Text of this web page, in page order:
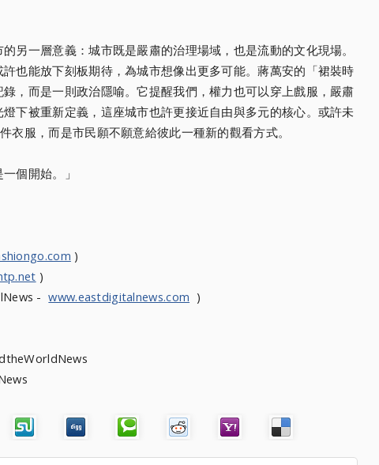
另一層意義：城市既是嚴肅的治理場域，也是流動的文化現場。
也能放下刻板期待，為城市想像出更多可能。蔣萬安的「裙裝時
，而是一則政治隱喻。它提醒我們，權力也可以穿上戲服，嚴肅
下被重新定義，這座城市也許更接近自由與多元的核心。或許未
衣服，而是市民願不願意給彼此一種新的觀看方式。
個開始。」
)
)
-www.eastdigitalnews.com )